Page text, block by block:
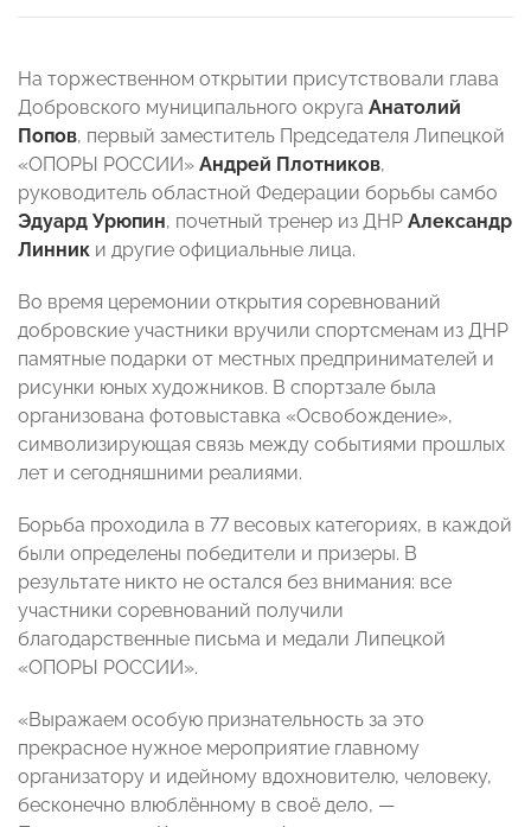
На торжественном открытии присутствовали глава
Добровского муниципального округа Анатолий
Попов, первый заместитель Председателя Липецкой
«ОПОРЫ РОССИИ» Андрей Плотников,
руководитель областной Федерации борьбы самбо
Эдуард Урюпин, почетный тренер из ДНР Александр
Линник и другие официальные лица.
Во время церемонии открытия соревнований
добровские участники вручили спортсменам из ДНР
памятные подарки от местных предпринимателей и
рисунки юных художников. В спортзале была
организована фотовыставка «Освобождение»,
символизирующая связь между событиями прошлых
лет и сегодняшними реалиями.
Борьба проходила в 77 весовых категориях, в каждой
были определены победители и призеры. В
результате никто не остался без внимания: все
участники соревнований получили
благодарственные письма и медали Липецкой
«ОПОРЫ РОССИИ».
«Выражаем особую признательность за это
прекрасное нужное мероприятие главному
организатору и идейному вдохновителю, человеку,
бесконечно влюблённому в своё дело, —